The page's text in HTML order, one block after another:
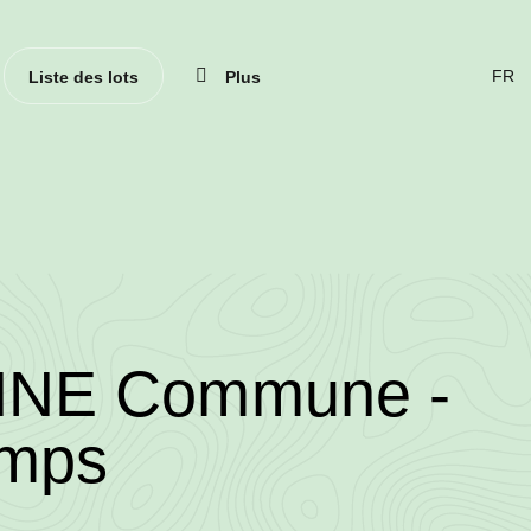
3184/13804/
Commune -
Liste des lots Plus